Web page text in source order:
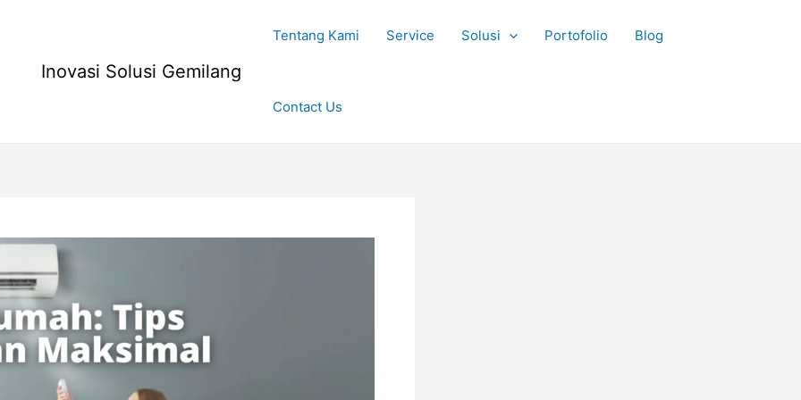
Inovasi Solusi Gemilang
Tentang Kami Service Solusi Portofolio Blog
Contact Us